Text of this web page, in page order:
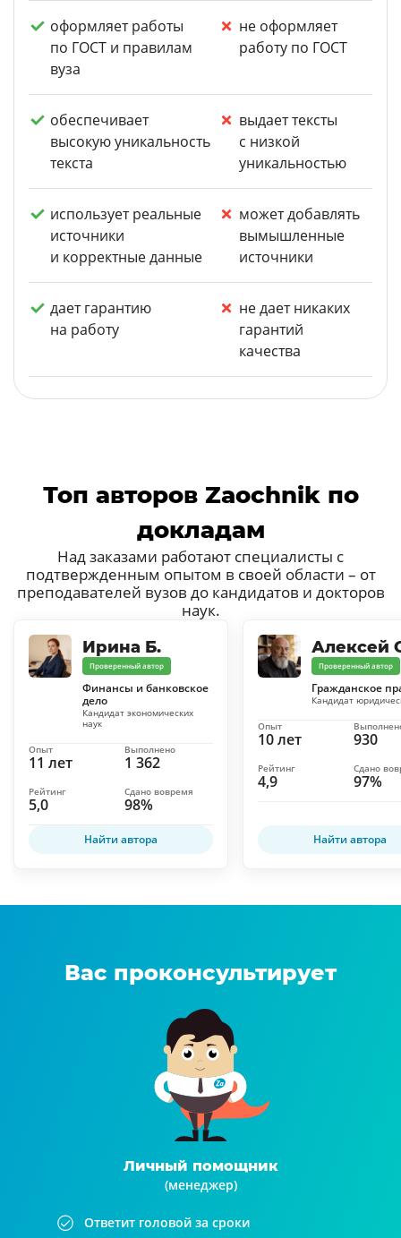
оформляет работы
по ГОСТ и правилам
вуза
не оформляет
работу по ГОСТ
обеспечивает
высокую уникальность
текста
выдает тексты
с низкой
уникальностью
использует реальные
источники
и корректные данные
может добавлять
вымышленные
источники
дает гарантию
на работу
не дает никаких
гарантий
качества
Топ авторов Zaochnik по
докладам
Над заказами работают специалисты с
подтвержденным опытом в своей области – от
преподавателей вузов до кандидатов и докторов
наук.
Ирина Б.
Проверенный автор
Финансы и банковское
дело
Кандидат экономических
наук
11 лет
Опыт
1 362
Выполнено
5,0
Рейтинг
98%
Сдано вовремя
Найти автора
Алексей
Проверенный автор
Гражданское
Кандидат
10 лет
Опыт
930
4,9
Рейтинг
97%
Сдано
Найти автора
Вас проконсультирует
Личный помощник
(менеджер)
Ответит головой за сроки